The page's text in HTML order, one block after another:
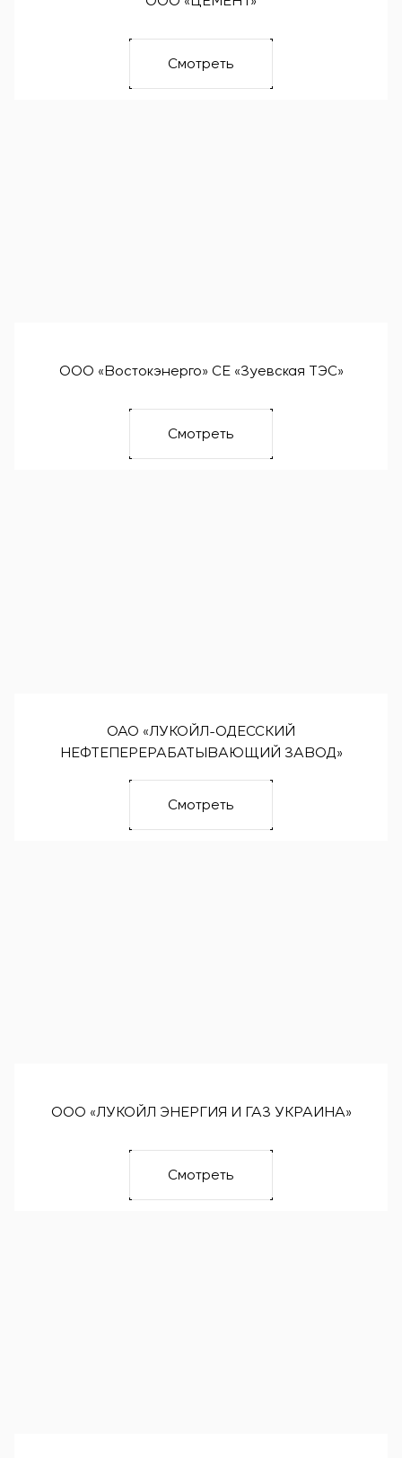
Смотреть
ООО «Востокэнерго» СЕ «Зуевская ТЭС»
Смотреть
ОАО «ЛУКОЙЛ-ОДЕССКИЙ
НЕФТЕПЕРЕРАБАТЫВАЮЩИЙ ЗАВОД»
Смотреть
ООО «ЛУКОЙЛ ЭНЕРГИЯ И ГАЗ УКРАИНА»
Смотреть